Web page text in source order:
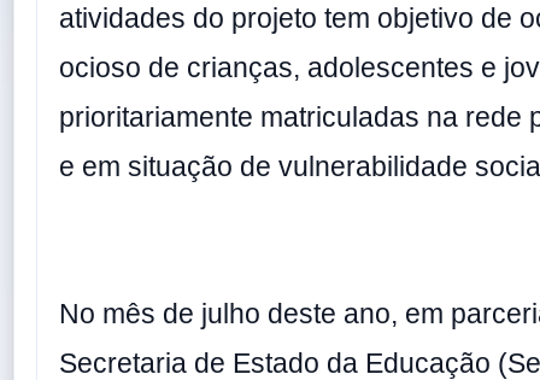
atividades do projeto tem objetivo de
ocioso de crianças, adolescentes e
prioritariamente matriculadas na rede
e em situação de vulnerabilidade
No mês de julho deste ano, em
Secretaria de Estado da Educação